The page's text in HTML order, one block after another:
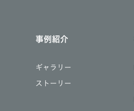
事例紹介
ギャラリー
ストーリー